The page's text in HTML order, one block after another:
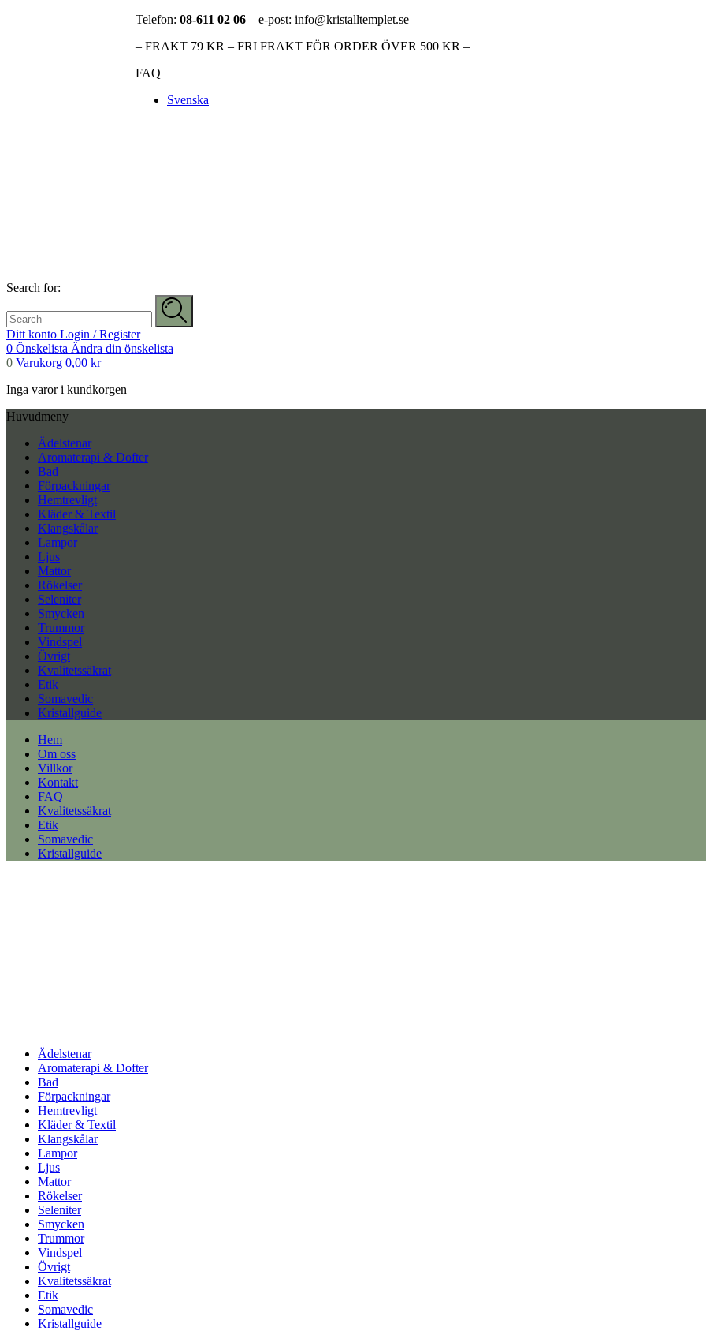
Telefon: 08-611 02 06 – e-post: info@kristalltemplet.se
– FRAKT 79 KR – FRI FRAKT FÖR ORDER ÖVER 500 KR –
FAQ
Svenska
Search for:
Ditt konto Login / Register
0 Önskelista Ändra din önskelista
0 Varukorg 0,00 kr
Inga varor i kundkorgen
Huvudmeny
Ädelstenar
Aromaterapi & Dofter
Bad
Förpackningar
Hemtrevligt
Kläder & Textil
Klangskålar
Lampor
Ljus
Mattor
Rökelser
Seleniter
Smycken
Trummor
Vindspel
Övrigt
Kvalitetssäkrat
Etik
Somavedic
Kristallguide
Hem
Om oss
Villkor
Kontakt
FAQ
Kvalitetssäkrat
Etik
Somavedic
Kristallguide
Ädelstenar
Aromaterapi & Dofter
Bad
Förpackningar
Hemtrevligt
Kläder & Textil
Klangskålar
Lampor
Ljus
Mattor
Rökelser
Seleniter
Smycken
Trummor
Vindspel
Övrigt
Kvalitetssäkrat
Etik
Somavedic
Kristallguide